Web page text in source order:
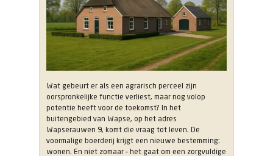
Wat gebeurt er als een agrarisch perceel zijn
oorspronkelijke functie verliest, maar nog volop
potentie heeft voor de toekomst? In het
buitengebied van Wapse, op het adres
Wapserauwen 9, komt die vraag tot leven. De
voormalige boerderij krijgt een nieuwe bestemming:
wonen. En niet zomaar – het gaat om een zorgvuldige